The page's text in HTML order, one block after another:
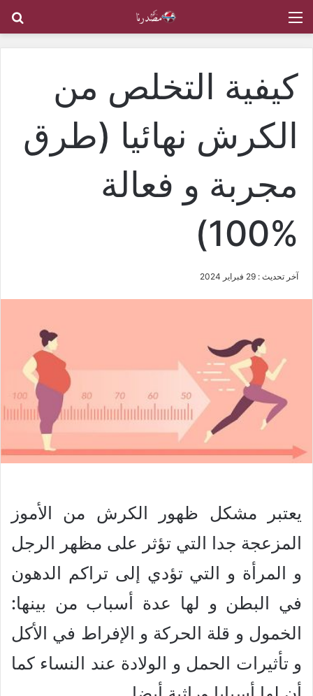
القائمة
كيفية التخلص من
الكرش نهائيا (طرق
مجربة و فعالة
%100)
آخر تحديث : 29 فبراير 2024
يعتبر مشكل ظهور الكرش من الأموز
المزعجة جدا التي تؤثر على مظهر الرجل
و المرأة و التي تؤدي إلى تراكم الدهون
في البطن و لها عدة أسباب من بينها:
الخمول و قلة الحركة و الإفراط في الأكل
و تأثيرات الحمل و الولادة عند النساء كما